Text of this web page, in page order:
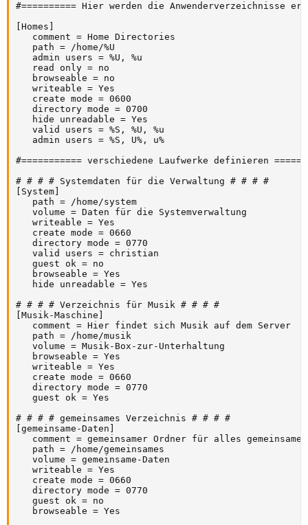
#========== Hier werden die Anwenderverzeichnisse
[Homes]
   comment = Home Directories
   path = /home/%U
   admin users = %U, %u
   read only = no
   browseable = no
   writeable = Yes
   create mode = 0600
   directory mode = 0700
   hide unreadable = Yes
   valid users = %S, %U, %u
   admin users = %S, U%, u%
#=========== verschiedene Laufwerke definieren
# # # # Systemdaten für die Verwaltung # # # #
[System]
   path = /home/system
   volume = Daten für die Systemverwaltung
   writeable = Yes
   create mode = 0660
   directory mode = 0770
   valid users = christian
   guest ok = no
   browseable = Yes
   hide unreadable = Yes
# # # # Verzeichnis für Musik # # # #
[Musik-Maschine]
   comment = Hier findet sich Musik auf dem Server
   path = /home/musik
   volume = Musik-Box-zur-Unterhaltung
   browseable = Yes
   writeable = Yes
   create mode = 0660
   directory mode = 0770
   guest ok = Yes
# # # # gemeinsames Verzeichnis # # # #
[gemeinsame-Daten]
   comment = gemeinsamer Ordner für alles gemeinsame
   path = /home/gemeinsames
   volume = gemeinsame-Daten
   writeable = Yes
   create mode = 0660
   directory mode = 0770
   guest ok = no
   browseable = Yes